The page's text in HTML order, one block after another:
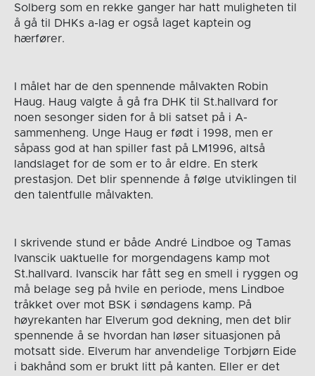
Solberg som en rekke ganger har hatt muligheten til
å gå til DHKs a-lag er også laget kaptein og
hærfører.
I målet har de den spennende målvakten Robin
Haug. Haug valgte å gå fra DHK til St.hallvard for
noen sesonger siden for å bli satset på i A-
sammenheng. Unge Haug er født i 1998, men er
såpass god at han spiller fast på LM1996, altså
landslaget for de som er to år eldre. En sterk
prestasjon. Det blir spennende å følge utviklingen til
den talentfulle målvakten.
I skrivende stund er både André Lindboe og Tamas
Ivanscik uaktuelle for morgendagens kamp mot
St.hallvard. Ivanscik har fått seg en smell i ryggen og
må belage seg på hvile en periode, mens Lindboe
tråkket over mot BSK i søndagens kamp. På
høyrekanten har Elverum god dekning, men det blir
spennende å se hvordan han løser situasjonen på
motsatt side. Elverum har anvendelige Torbjørn Eide
i bakhånd som er brukt litt på kanten. Eller er det